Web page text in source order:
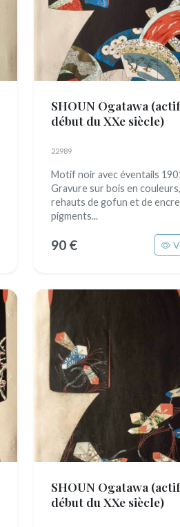
SHOUN Ogatawa
début du XXe siècle)
22989
Motif noir avec éventails
Gravure sur bois en couleurs,
rehauts de gofun et de encre
pigments...
90 €
SHOUN Ogatawa
début du XXe siècle)